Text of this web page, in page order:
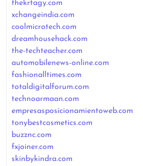
thekrtagy.com
xchangeindia.com
coolmicrotech.com
dreamhousehack.com
the-techteacher.com
automobilenews-online.com
fashionalltimes.com
totaldigitalforum.com
technoarmaan.com
empresasposicionamientoweb.com
tonybestcosmetics.com
buzznc.com
fxjoiner.com
skinbykindra.com